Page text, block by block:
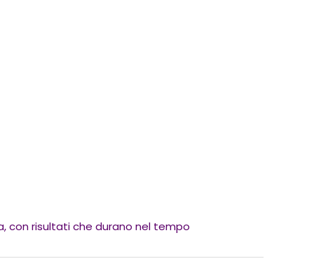
con risultati che durano nel tempo